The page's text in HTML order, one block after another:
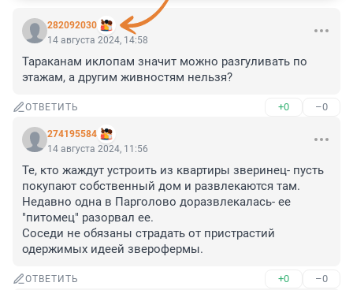
282092030
14 августа 2024, 14:58
Тараканам иклопам значит можно разгуливать по
этажам, а другим живностям нельзя?
ОТВЕТИТЬ +0 –0
274195584
14 августа 2024, 11:56
Те, кто жаждут устроить из квартиры зверинец- пусть
покупают собственный дом и развлекаются там.
Недавно одна в Парголово доразвлекалась- ее
"питомец" разорвал ее.
Соседи не обязаны страдать от пристрастий
одержимых идеей зверофермы.
ОТВЕТИТЬ +0 –0